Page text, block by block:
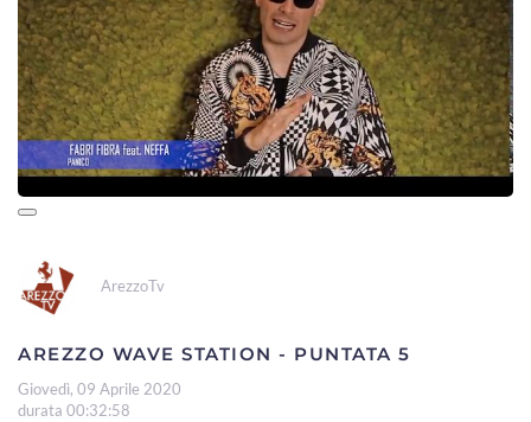
ArezzoTv
AREZZO WAVE STATION - PUNTATA 5
Giovedì, 09 Aprile 2020
durata 00:32:58